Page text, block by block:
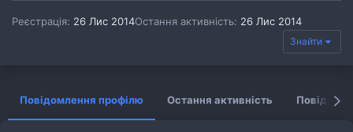
Реєстрація 26 Лис 2014Остання активність 26 Лис 2014
Знайти
Повідомлення профілю Остання активність